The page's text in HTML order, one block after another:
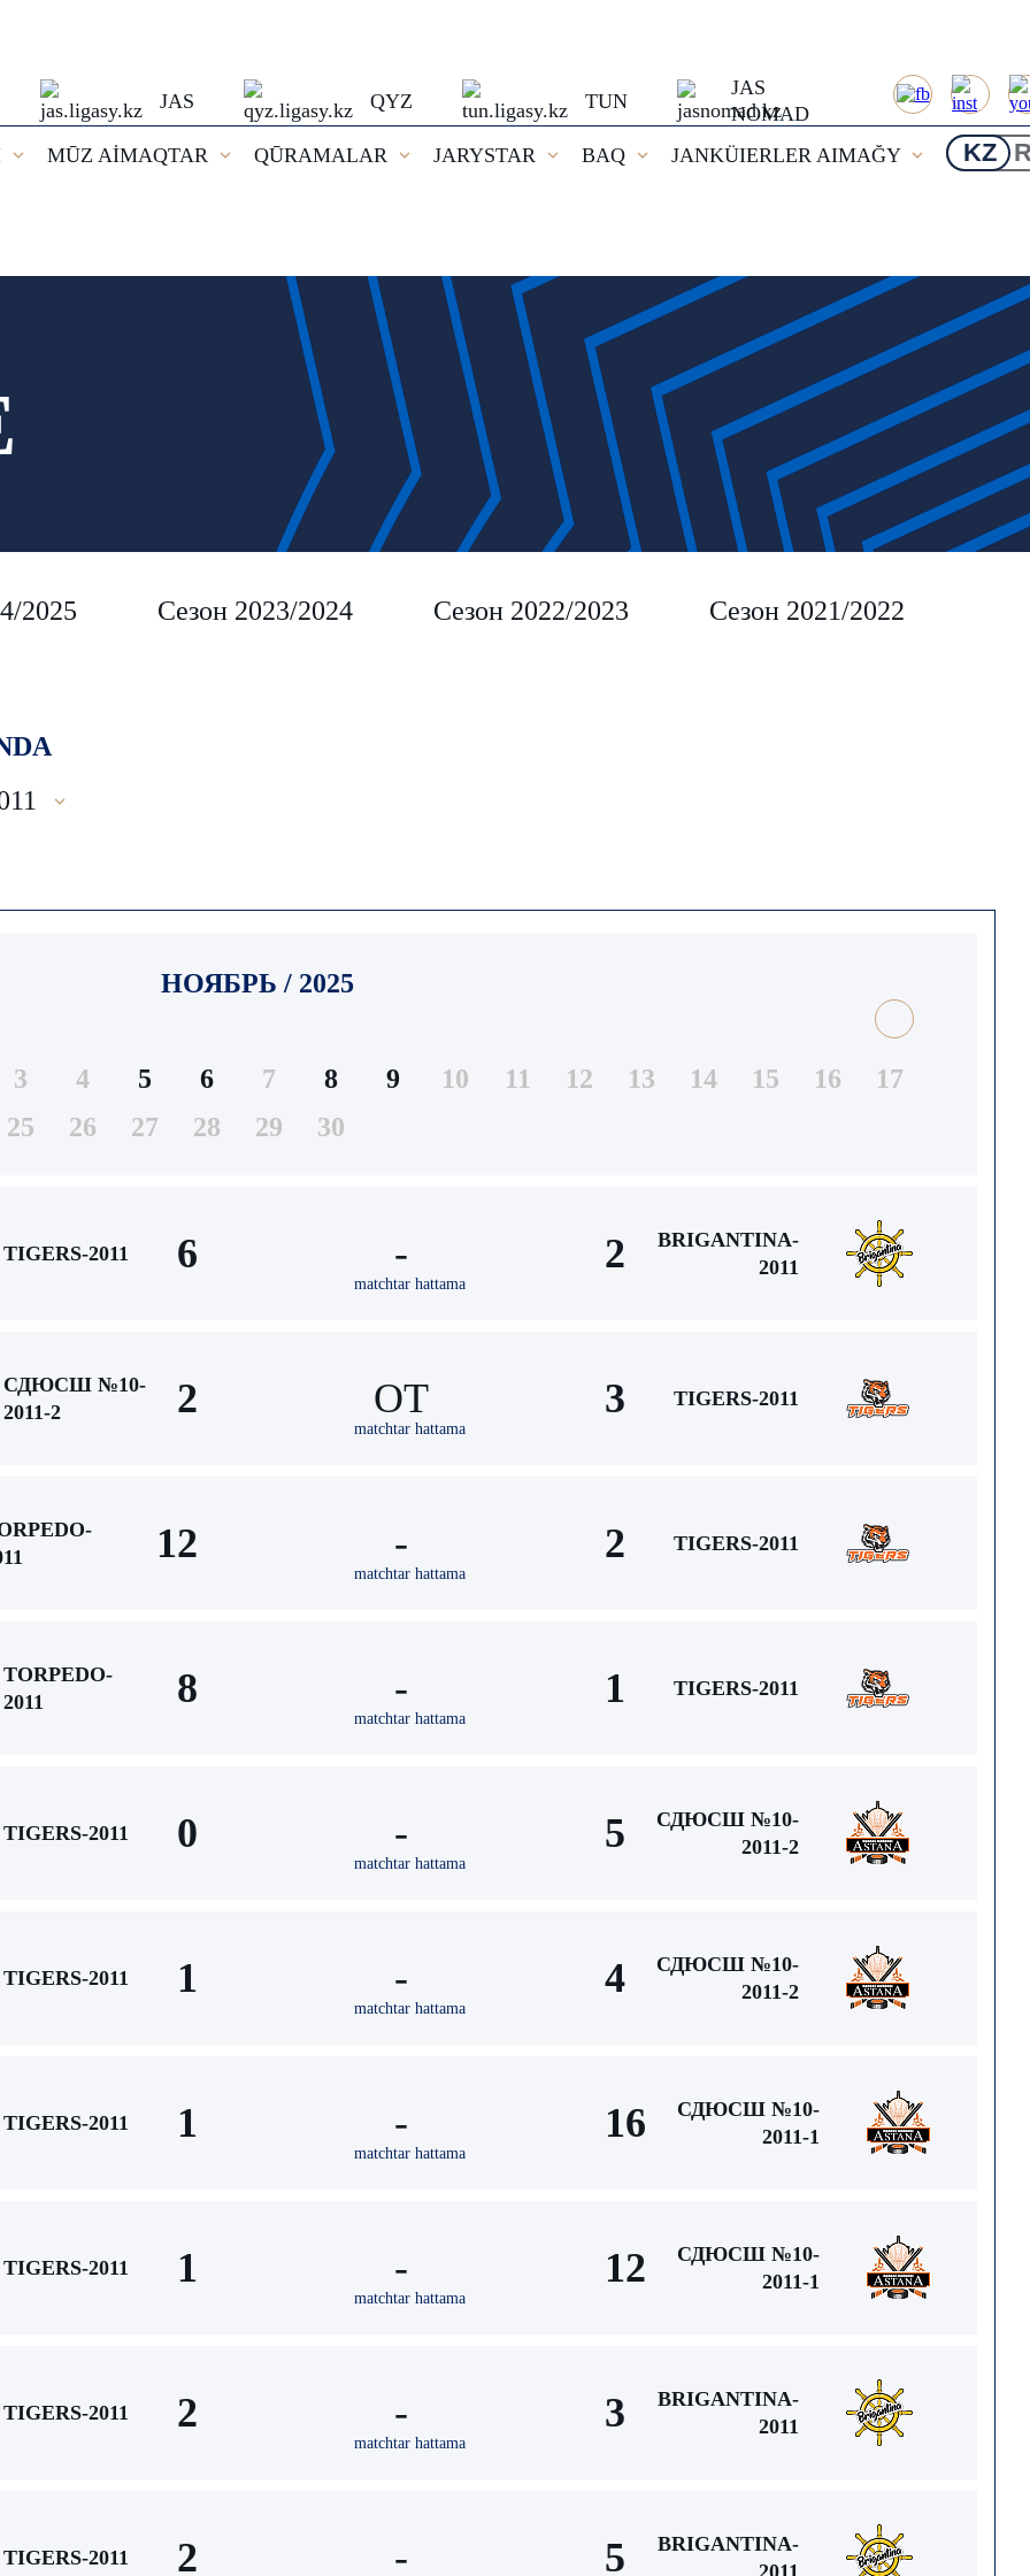
JAS QYZ TUN
JAS
NOMAD
MŪZ AİMAQTAR QŪRAMALAR JARYSTAR BAQ JANKÜIERLER AIMAĞY KZ
2025 Сезон 2023/2024 Сезон 2022/2023 Сезон 2021/2022
НОЯБРЬ / 2025
3 4 5 6 7 8 9 10 11 12 13 14 15 16
17
25
26 27 28 29 30
TIGERS-2011 6 -
matchtar hattama
2
BRIGANTINA-
2011
СДЮСШ №10-
2011-2
2 ОТ
matchtar hattama
3 TIGERS-2011
12 -
matchtar hattama
2 TIGERS-2011
TORPEDO-
2011
8 -
matchtar hattama
1 TIGERS-2011
TIGERS-2011 0 -
matchtar hattama
5
СДЮСШ №10-
2011-2
TIGERS-2011 1 -
matchtar hattama
4
СДЮСШ №10-
2011-2
TIGERS-2011 1 -
matchtar hattama
16
СДЮСШ №10-
2011-1
TIGERS-2011 1 -
matchtar hattama
12
СДЮСШ №10-
2011-1
TIGERS-2011 2 -
matchtar hattama
3
BRIGANTINA-
2011
TIGERS-2011 2 - 5
BRIGANTINA-
2011